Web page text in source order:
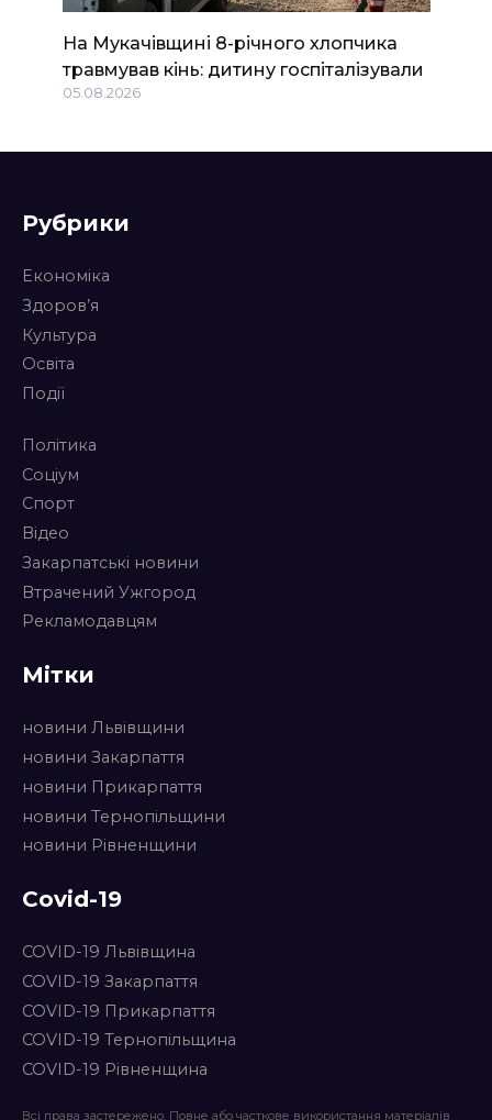
На Мукачівщині 8-річного хлопчика
травмував кінь: дитину госпіталізували
05.08.2026
Рубрики
Економіка
Здоров’я
Культура
Освіта
Події
Політика
Соціум
Спорт
Відео
Закарпатські новини
Втрачений Ужгород
Рекламодавцям
Мітки
новини Львівщини
новини Закарпаття
новини Прикарпаття
новини Тернопільщини
новини Рівненщини
Covid-19
COVID-19 Львівщина
COVID-19 Закарпаття
COVID-19 Прикарпаття
COVID-19 Тернопільщина
COVID-19 Рівненщина
Всі права застережено. Повне або часткове використання матеріалів